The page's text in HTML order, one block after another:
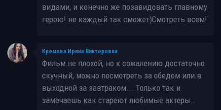
видами, и конечно же позавидовать главному
герою! не каждый так сможет)Смотреть всем!
Кремова Ирина Викторовна
Фильм не плохой, но к сожалению достаточно
скучный, можно посмотреть за обедом или в
выходной за завтраком... Только так и
замечаешь как стареют любимые актеры..